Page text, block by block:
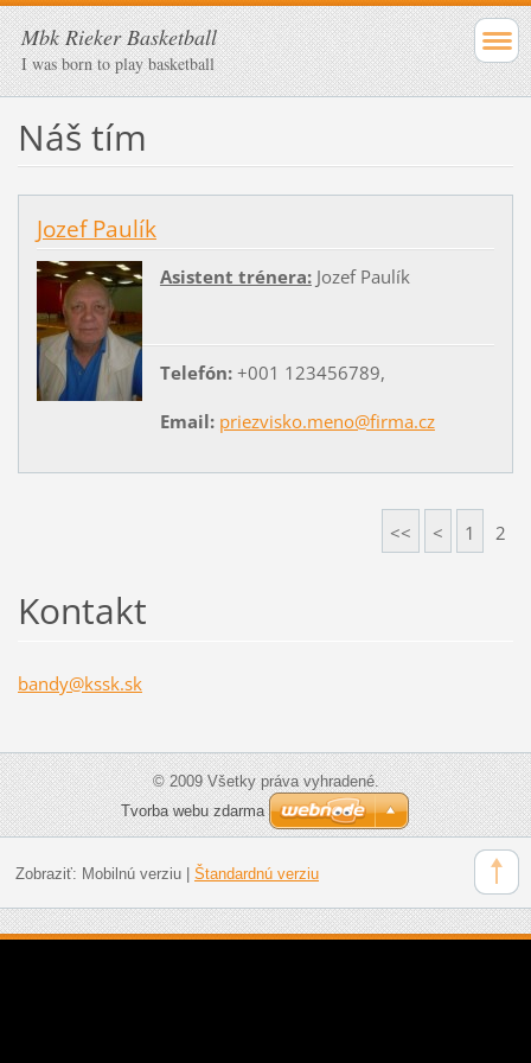
Mbk Rieker Basketball
I was born to play basketball
Náš tím
Jozef Paulík
Asistent trénera:Jozef Paulík
Telefón:+001 123456789,
Email: priezvisko.meno@firma.cz
<< < 1 2
Kontakt
bandy@kssk.sk
© 2009 Všetky práva vyhradené.
Tvorba webu zdarma
Zobraziť: Mobilnú verziu| Štandardnú verziu